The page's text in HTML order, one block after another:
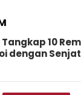
Tangkap 10
dengan